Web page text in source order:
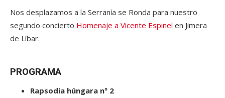
Nos desplazamos a la Serranía se Ronda para nuestro
segundo concierto Homenaje a Vicente Espinel en Jimera
de Líbar.
PROGRAMA
Rapsodia húngara nº 2